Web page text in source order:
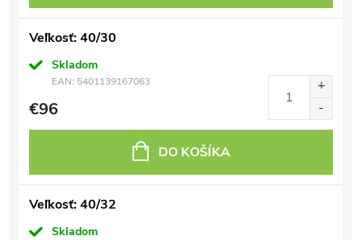
Veľkosť: 40/30
Skladom
EAN: 5401139167063
€96
DO KOŠÍKA
Veľkosť: 40/32
Skladom